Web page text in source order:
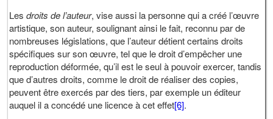
Lesdroits de l’auteur, vise aussi la personne qui a créé l’œuvre
artistique, son auteur, soulignant ainsi le fait, reconnu par de
nombreuses législations, que l’auteur détient certains droits
spécifiques sur son œuvre, tel que le droit d’empêcher une
reproduction déformée, qu’il est le seul à pouvoir exercer, tandis
que d’autres droits, comme le droit de réaliser des copies,
peuvent être exercés par des tiers, par exemple un éditeur
auquel il a concédé une licence à cet effet[6].